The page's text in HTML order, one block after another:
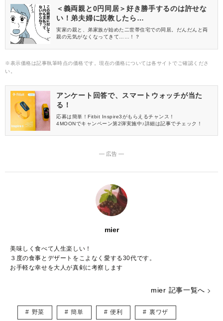
＜義両親と0円同居＞好き勝手するのは許せな
い！弟夫婦に説教したら…
実家の親と、弟家族が始めた二世帯住宅での同居。だんだんと両
親の元気がなくなってきて……！？
※表示価格は記事執筆時点の価格です。現在の価格については各サイトでご確認くださ
い。
アンケート回答で、スマートウォッチが当た
る！
応募は簡単！Fitbit Inspire3がもらえるチャンス！
4MOONでキャンペーン第2弾実施中♪詳細は記事でチェック！
― 広告 ―
mier
美味しく食べて人生楽しい！
３度の食事とデザートをこよなく愛する30代です。
お手軽な幸せを大人が真剣に考察します
mier 記事一覧へ
野菜 簡単 便利 裏ワザ